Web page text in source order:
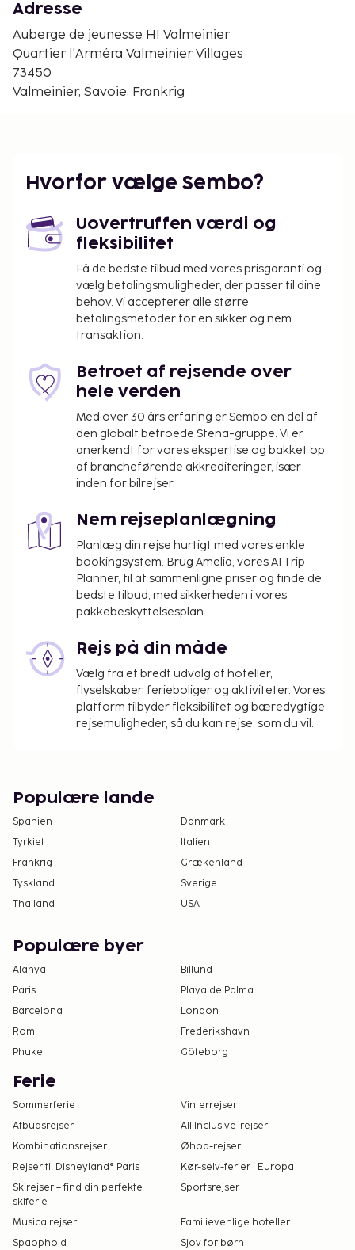
Grand Plateau Skilift - 7,9 km
Den nærmeste lufthavn er:
Grenoble (GNB-Grenoble - Isere) - 178,8 km
Lyon (LYS-Saint-Exupéry) - 181,7 km
Personale er kun til rådighed i receptionen i et
overnatningsstedet. Gebyrer inkluderer muligvis
Der vil blive opkrævet en gældende
byskat/lokal skat på 5.50 procent
Vi har medtaget alle gebyrer, som
overnatningsstedet har oplyst.
Gebyr for morgenmadsbuffet: 7.5 EUR for
voksne og 7.5 EUR for børn (cirkapriser)
Ovenstående liste er muligvis ikke fuldstændig.
Gebyrer og depositummer inkluderer muligvis ikke
Som følge af nationale reguleringer kan der
ikke overføres mere end 1000 EUR i kontanter
på dette overnatningssted. Kontakt
overnatningsstedet via kontaktoplysningerne i
reservationsbekræftelsen for flere oplysninger.
Adresse
Auberge de jeunesse HI Valmeinier
Quartier l'Arméra Valmeinier Villages
73450
Valmeinier, Savoie, Frankrig
Hvorfor vælge Sembo?
Uovertruffen værdi og
fleksibilitet
Få de bedste tilbud med vores prisgaranti og
vælg betalingsmuligheder, der passer til dine
behov. Vi accepterer alle større
betalingsmetoder for en sikker og nem
transaktion.
Betroet af rejsende over
hele verden
Med over 30 års erfaring er Sembo en del af
den globalt betroede Stena-gruppe. Vi er
anerkendt for vores ekspertise og bakket op
af brancheførende akkrediteringer, især
inden for bilrejser.
Nem rejseplanlægning
Planlæg din rejse hurtigt med vores enkle
bookingsystem. Brug Amelia, vores AI Trip
Planner, til at sammenligne priser og finde de
bedste tilbud, med sikkerheden i vores
pakkebeskyttelsesplan.
Rejs på din måde
Vælg fra et bredt udvalg af hoteller,
flyselskaber, ferieboliger og aktiviteter. Vores
platform tilbyder fleksibilitet og bæredygtige
rejsemuligheder, så du kan rejse, som du vil.
Populære lande
Spanien
Danmark
Tyrkiet
Italien
Frankrig
Grækenland
Tyskland
Sverige
Thailand
USA
Populære byer
Alanya
Billund
Paris
Playa de Palma
Barcelona
London
Rom
Frederikshavn
Phuket
Göteborg
Ferie
Sommerferie
Vinterrejser
Afbudsrejser
All Inclusive-rejser
Kombinationsrejser
Øhop-rejser
Rejser til Disneyland® Paris
Kør-selv-ferier i Europa
Skirejser – find din perfekte
skiferie
Sportsrejser
Musicalrejser
Familievenlige hoteller
Spaophold
Sjov for børn